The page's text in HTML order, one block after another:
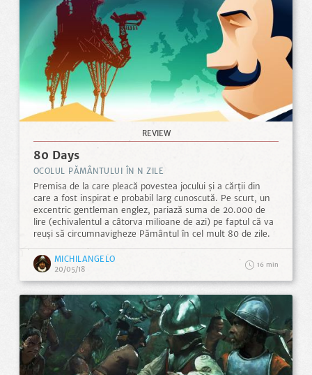
REVIEW
80 Days
OCOLUL PĂMÂNTULUI ÎN N ZILE
Premisa de la care pleacă povestea jocului și a cărții din
care a fost inspirat e probabil larg cunoscută. Pe scurt, un
excentric gentleman englez, pariază suma de 20.000 de
lire (echivalentul a câtorva milioane de azi) pe faptul că va
reuși să circumnavigheze Pământul în cel mult 80 de zile.
MICHILANGELO
20/05/18
16